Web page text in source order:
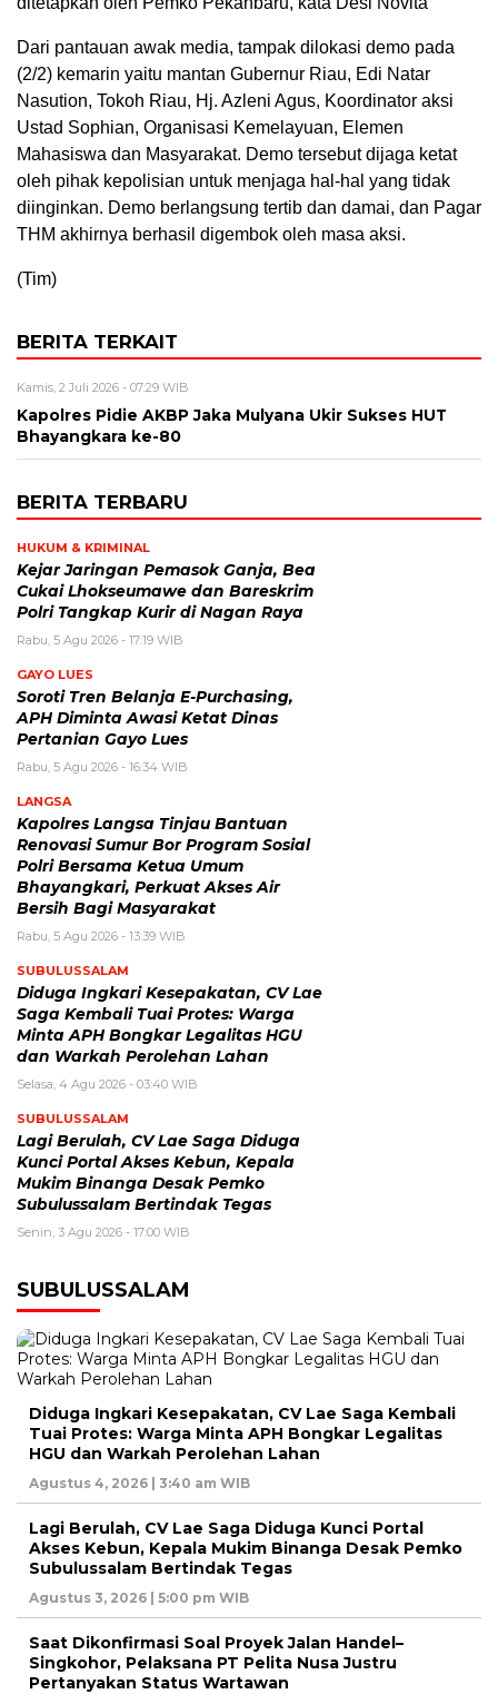
Dari pantauan awak media, tampak dilokasi demo pada
(2/2) kemarin yaitu mantan Gubernur Riau, Edi Natar
Nasution, Tokoh Riau, Hj. Azleni Agus, Koordinator aksi
Ustad Sophian, Organisasi Kemelayuan, Elemen
Mahasiswa dan Masyarakat. Demo tersebut dijaga ketat
oleh pihak kepolisian untuk menjaga hal-hal yang tidak
diinginkan. Demo berlangsung tertib dan damai, dan Pagar
THM akhirnya berhasil digembok oleh masa aksi.
(Tim)
BERITA TERKAIT
Kamis, 2 Juli 2026 - 07:29 WIB
Kapolres Pidie AKBP Jaka Mulyana Ukir Sukses HUT
Bhayangkara ke-80
BERITA TERBARU
HUKUM & KRIMINAL
Kejar Jaringan Pemasok Ganja, Bea
Cukai Lhokseumawe dan Bareskrim
Polri Tangkap Kurir di Nagan Raya
Rabu, 5 Agu 2026 - 17:19 WIB
GAYO LUES
Soroti Tren Belanja E-Purchasing,
APH Diminta Awasi Ketat Dinas
Pertanian Gayo Lues
Rabu, 5 Agu 2026 - 16:34 WIB
LANGSA
Kapolres Langsa Tinjau Bantuan
Renovasi Sumur Bor Program Sosial
Polri Bersama Ketua Umum
Bhayangkari, Perkuat Akses Air
Bersih Bagi Masyarakat
Rabu, 5 Agu 2026 - 13:39 WIB
SUBULUSSALAM
Diduga Ingkari Kesepakatan, CV Lae
Saga Kembali Tuai Protes: Warga
Minta APH Bongkar Legalitas HGU
dan Warkah Perolehan Lahan
Selasa, 4 Agu 2026 - 03:40 WIB
SUBULUSSALAM
Lagi Berulah, CV Lae Saga Diduga
Kunci Portal Akses Kebun, Kepala
Mukim Binanga Desak Pemko
Subulussalam Bertindak Tegas
Senin, 3 Agu 2026 - 17:00 WIB
SUBULUSSALAM
Diduga Ingkari Kesepakatan, CV Lae Saga Kembali
Tuai Protes: Warga Minta APH Bongkar Legalitas
HGU dan Warkah Perolehan Lahan
Agustus 4, 2026 | 3:40 am WIB
Lagi Berulah, CV Lae Saga Diduga Kunci Portal
Akses Kebun, Kepala Mukim Binanga Desak Pemko
Subulussalam Bertindak Tegas
Agustus 3, 2026 | 5:00 pm WIB
Saat Dikonfirmasi Soal Proyek Jalan Handel–
Singkohor, Pelaksana PT Pelita Nusa Justru
Pertanyakan Status Wartawan